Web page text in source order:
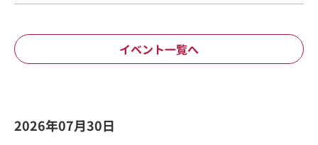
イベント一覧へ
2026年07月30日